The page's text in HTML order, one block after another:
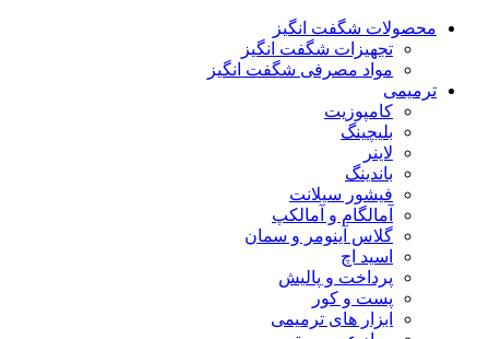
محصولات شگفت انگیز
تجهیزات شگفت انگیز
مواد مصرفی شگفت انگیز
ترمیمی
کامپوزیت
بلیچینگ
لاینر
باندینگ
فیشور سیلانت
آمالگام و آمالکپ
گلاس آینومر و سمان
اسید اچ
پرداخت و پالیش
پست و کور
ابزار های ترمیمی